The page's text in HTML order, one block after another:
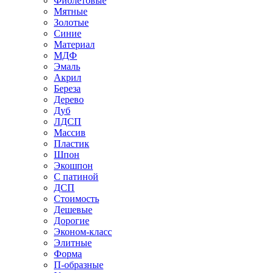
Мятные
Золотые
Синие
Материал
МДФ
Эмаль
Акрил
Береза
Дерево
Дуб
ЛДСП
Массив
Пластик
Шпон
Экошпон
С патиной
ДСП
Стоимость
Дешевые
Дорогие
Эконом-класс
Элитные
Форма
П-образные